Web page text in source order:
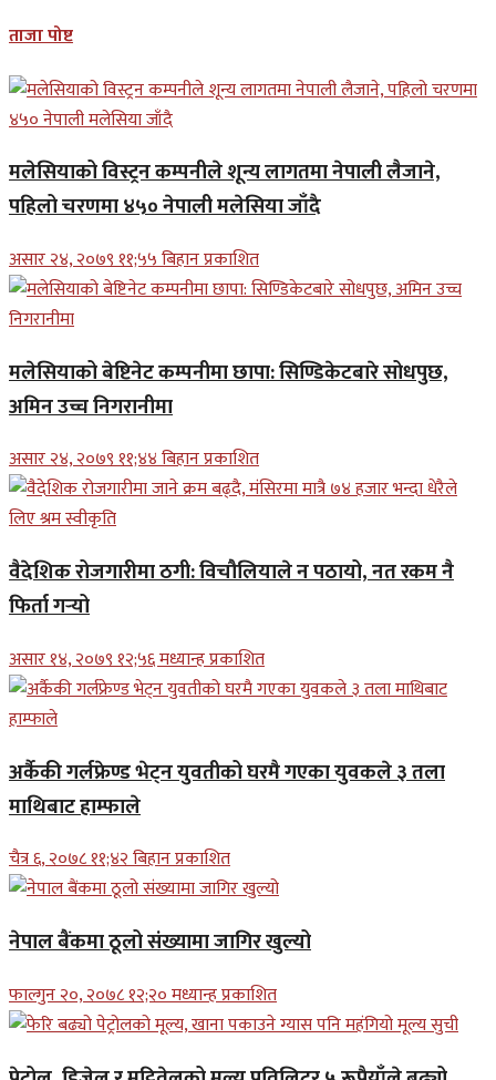
ताजा पोष्ट
मलेसियाको विस्ट्रन कम्पनीले शून्य लागतमा नेपाली लैजाने,
पहिलो चरणमा ४५० नेपाली मलेसिया जाँदै
असार २४, २०७९ ११;५५ बिहान प्रकाशित
मलेसियाको बेष्टिनेट कम्पनीमा छापा: सिण्डिकेटबारे सोधपुछ,
अमिन उच्च निगरानीमा
असार २४, २०७९ ११;४४ बिहान प्रकाशित
वैदेशिक रोजगारीमा ठगी: विचौलियाले न पठायो, नत रकम नै
फिर्ता गर्‍यो
असार १४, २०७९ १२;५६ मध्यान्ह प्रकाशित
अर्कैकी गर्लफ्रेण्ड भेट्न युवतीको घरमै गएका युवकले ३ तला
माथिबाट हाम्फाले
चैत्र ६, २०७८ ११;४२ बिहान प्रकाशित
नेपाल बैंकमा ठूलो संख्यामा जागिर खुल्यो
फाल्गुन २०, २०७८ १२;२० मध्यान्ह प्रकाशित